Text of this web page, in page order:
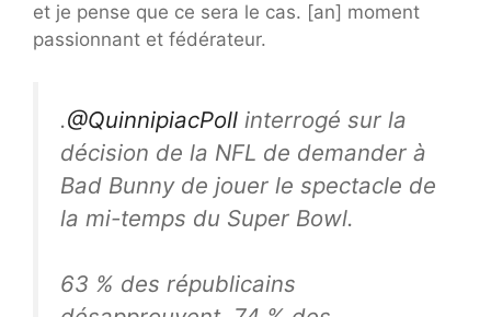
et je pense que ce sera le cas. [an] moment
passionnant et fédérateur.
.@QuinnipiacPoll interrogé sur la
décision de la NFL de demander à
Bad Bunny de jouer le spectacle de
la mi-temps du Super Bowl.
63 % des républicains